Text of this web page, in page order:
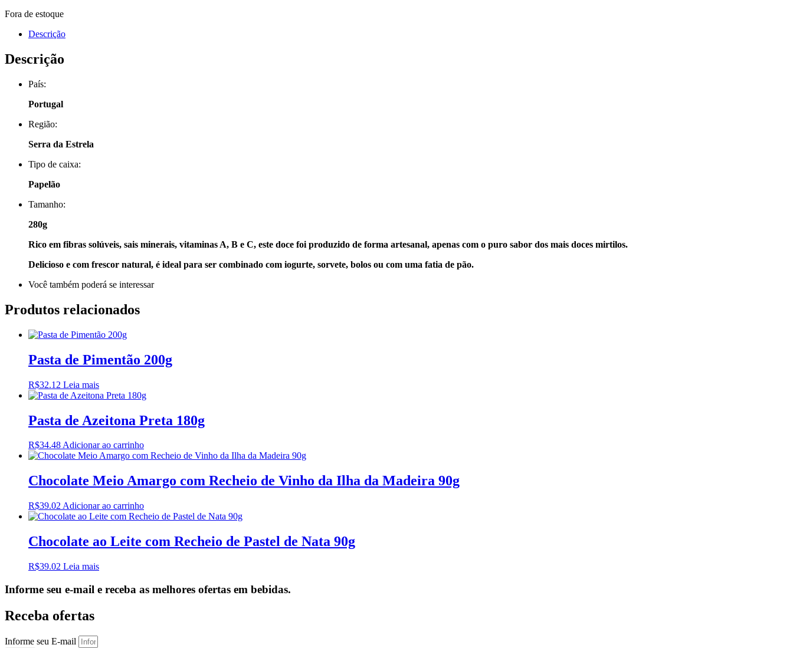
Fora de estoque
Descrição
Descrição
País:
Portugal
Região:
Serra da Estrela
Tipo de caixa:
Papelão
Tamanho:
280g
Rico em fibras solúveis, sais minerais, vitaminas A, B e C, este doce foi produzido de forma artesanal, apenas com o puro sabor dos mais doces mirtilos.
Delicioso e com frescor natural, é ideal para ser combinado com iogurte, sorvete, bolos ou com uma fatia de pão.
Você também poderá se interessar
Produtos relacionados
Pasta de Pimentão 200g
R$32.12 Leia mais
Pasta de Azeitona Preta 180g
R$34.48Adicionar ao carrinho
Chocolate Meio Amargo com Recheio de Vinho da Ilha da Madeira 90g
R$39.02 Adicionar ao carrinho
Chocolate ao Leite com Recheio de Pastel de Nata 90g
R$39.02 Leia mais
Informe seu e-mail e receba as melhores ofertas em bebidas.
Receba ofertas
Informe seu E-mail